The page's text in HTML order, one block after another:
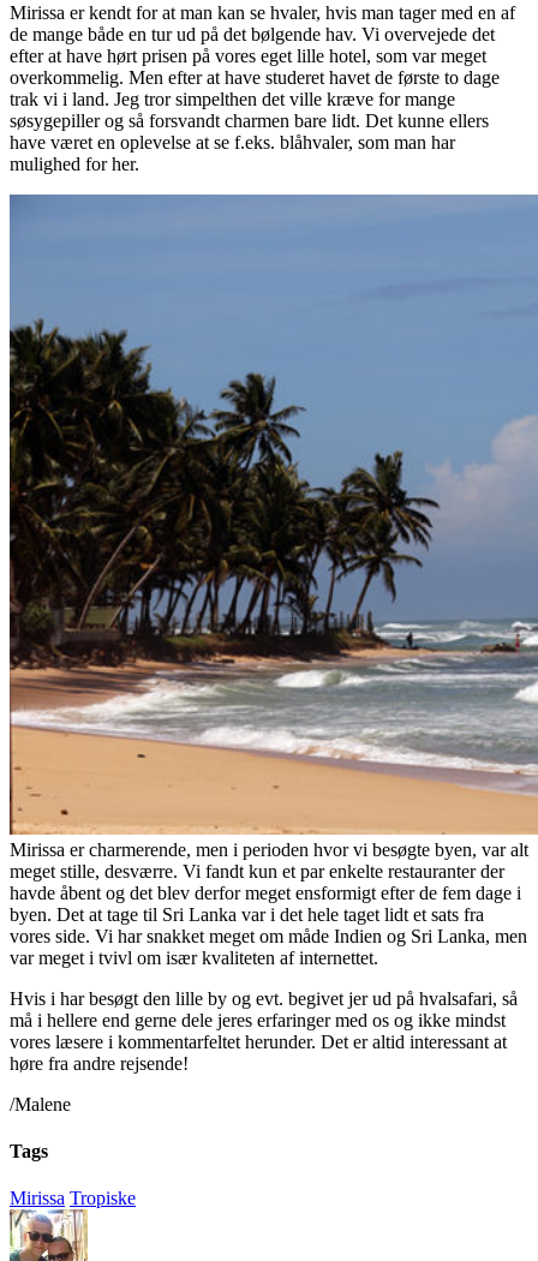
Mirissa er kendt for at man kan se hvaler, hvis man tager med en af
de mange både en tur ud på det bølgende hav. Vi overvejede det
efter at have hørt prisen på vores eget lille hotel, som var meget
overkommelig. Men efter at have studeret havet de første to dage
trak vi i land. Jeg tror simpelthen det ville kræve for mange
søsygepiller og så forsvandt charmen bare lidt. Det kunne ellers
have været en oplevelse at se f.eks. blåhvaler, som man har
mulighed for her.
Mirissa er charmerende, men i perioden hvor vi besøgte byen, var alt
meget stille, desværre. Vi fandt kun et par enkelte restauranter der
havde åbent og det blev derfor meget ensformigt efter de fem dage i
byen. Det at tage til Sri Lanka var i det hele taget lidt et sats fra
vores side. Vi har snakket meget om måde Indien og Sri Lanka, men
var meget i tvivl om især kvaliteten af internettet.
Hvis i har besøgt den lille by og evt. begivet jer ud på hvalsafari, så
må i hellere end gerne dele jeres erfaringer med os og ikke mindst
vores læsere i kommentarfeltet herunder. Det er altid interessant at
høre fra andre rejsende!
/Malene
Tags
Mirissa Tropiske